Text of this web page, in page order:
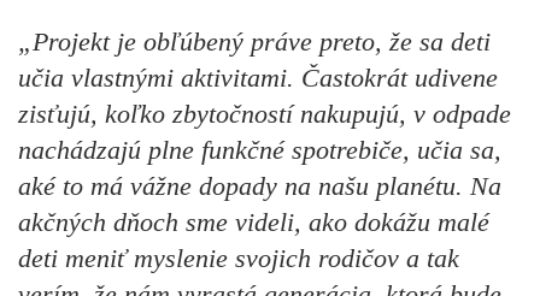
„Projekt je obľúbený práve preto, že sa deti
učia vlastnými aktivitami. Častokrát udivene
zisťujú, koľko zbytočností nakupujú, v odpade
nachádzajú plne funkčné spotrebiče, učia sa,
aké to má vážne dopady na našu planétu. Na
akčných dňoch sme videli, ako dokážu malé
deti meniť myslenie svojich rodičov a tak